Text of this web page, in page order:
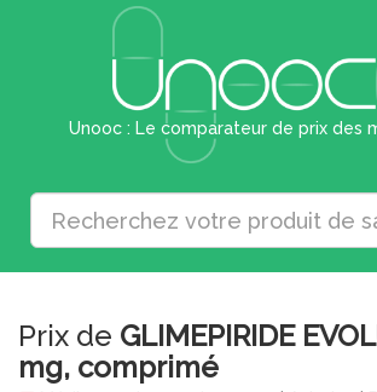
Unooc : Le comparateur de prix des
Prix de GLIMEPIRIDE
mg, comprimé